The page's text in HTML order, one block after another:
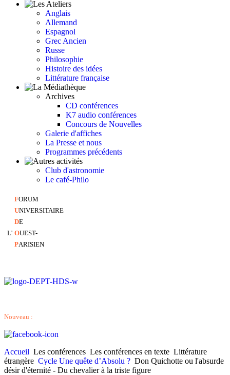
Anglais
Allemand
Espagnol
Grec Ancien
Russe
Philosophie
Histoire des idées
Littérature française
Archives
CD conférences
K7 audio conférences
Concours de Nouvelles
Galerie d'affiches
La Presse et nous
Programmes précédents
Club d'astronomie
Le café-Philo
FORUM
UNIVERSITAIRE
DE
L' OUEST-
PARISIEN
Nouveau :
Accueil Les conférences Les conférences en texte Littérature
étrangère Cycle Une quête d’Absolu ? Don Quichotte ou l'absurde
désir d'éternité - Du chevalier à la triste figure